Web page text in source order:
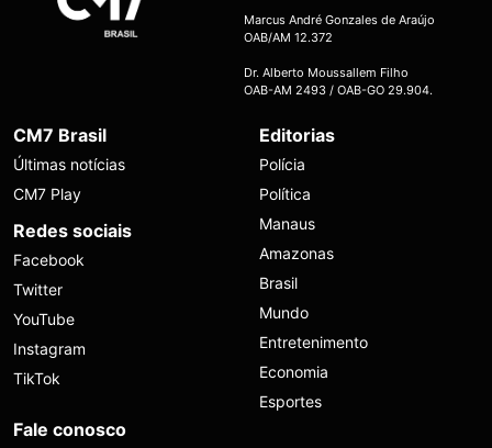
Marcus André Gonzales de Araújo
OAB/AM 12.372
Dr. Alberto Moussallem Filho
OAB-AM 2493 / OAB-GO 29.904.
CM7 Brasil
Últimas notícias
CM7 Play
Redes sociais
Facebook
Twitter
YouTube
Instagram
TikTok
Editorias
Polícia
Política
Manaus
Amazonas
Brasil
Mundo
Entretenimento
Economia
Esportes
Fale conosco